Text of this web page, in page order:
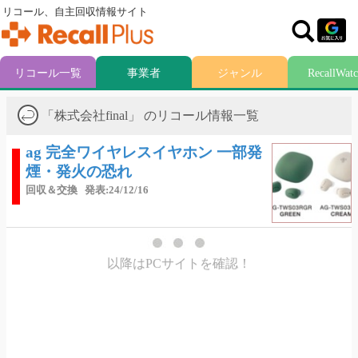
「株式会社final」 のリコール情報一覧
ag 完全ワイヤレスイヤホン 一部発
煙・発火の恐れ
回収＆交換 発表:24/12/16
以降はPCサイトを確認！
リコール、自主回収情報サイト
リコール一覧 事業者 ジャンル